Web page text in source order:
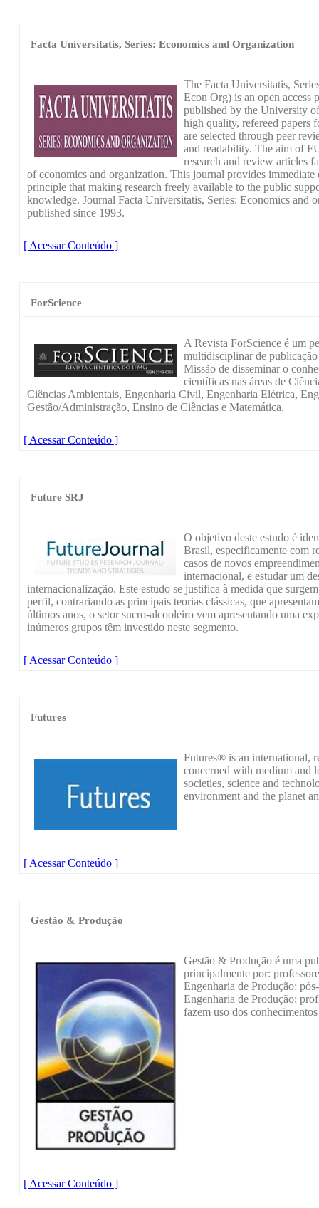
Facta Universitatis, Series: Economics and Organization
The Facta Universitatis,
Econ Org) is an open access
published by the University
high quality, refereed papers
are selected through peer
and readability. The aim of
research and review articles
of economics and organization. This journal provides immediate
principle that making research freely available to the public
knowledge. Journal Facta Universitatis, Series: Economics and
published since 1993.
[ Acessar Conteúdo ]
ForScience
A Revista ForScience é um
multidisciplinar de
Missão de disseminar o
científicas nas áreas de
Ciências Ambientais, Engenharia Civil, Engenharia Elétrica,
Gestão/Administração, Ensino de Ciências e Matemática.
[ Acessar Conteúdo ]
Future SRJ
O objetivo deste estudo é
Brasil, especificamente com
casos de novos
internacional, e estudar um
internacionalização. Este estudo se justifica à medida que
perfil, contrariando as principais teorias clássicas, que
últimos anos, o setor sucro-alcooleiro vem apresentando uma
inúmeros grupos têm investido neste segmento.
[ Acessar Conteúdo ]
Futures
Futures® is an international,
concerned with medium and
societies, science and
environment and the planet
[ Acessar Conteúdo ]
Gestão & Produção
Gestão & Produção é uma
principalmente por:
Engenharia de Produção;
Engenharia de Produção;
fazem uso dos
[ Acessar Conteúdo ]